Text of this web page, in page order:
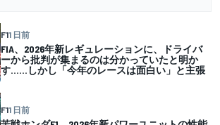
F11 日前
FIA、2026年新レギュレーションに、ドライバ
ーから批判が集まるのは分かっていたと明か
す……しかし「今年のレースは面白い」と主張
F11 日前